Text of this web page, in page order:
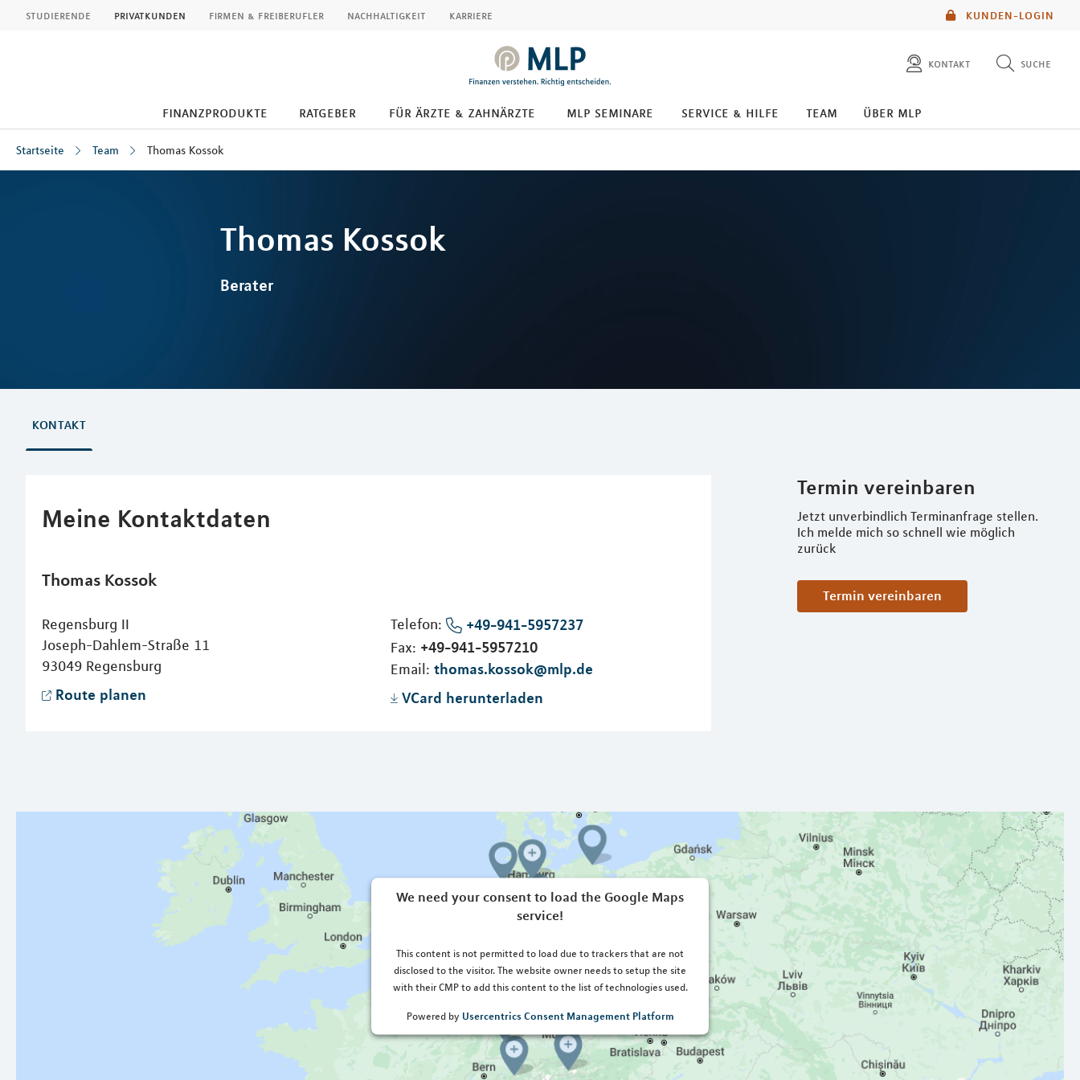
KUNDEN-LOGIN
studierende privatkunden firmen & freiberufler nachhaltigkeit karriere
kontakt suche
diese website durchsuchen
finanzprodukte ratgeber für ärzte & zahnärzte mlp seminare service & hilfe team über mlp
Startseite Team Thomas Kossok
Thomas Kossok
Berater
KONTAKT
Termin vereinbaren
Jetzt unverbindlich Terminanfrage stellen.
Ich melde mich so schnell wie möglich
zurück
Termin vereinbaren
Meine Kontaktdaten
Thomas Kossok
Regensburg II
Joseph-Dahlem-Straße 11
93049 Regensburg
Route planen
Telefon:
+49-941-5957237
Fax: +49-941-5957210
Email: thomas.kossok@mlp.de
VCard herunterladen
We need your consent to load the Google Maps
service!
This content is not permitted to load due to trackers that are not
disclosed to the visitor. The website owner needs to setup the site
with their CMP to add this content to the list of technologies used.
Powered by Usercentrics Consent Management Platform